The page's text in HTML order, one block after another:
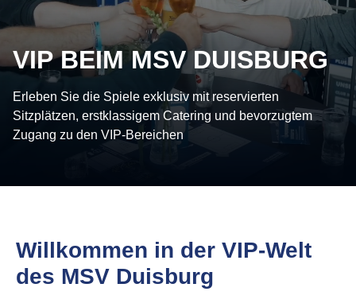
VIP BEIM MSV DUISBURG
Erleben Sie die Spiele exklusiv mit reservierten
Sitzplätzen, erstklassigem Catering und bevorzugtem
Zugang zu den VIP-Bereichen
Willkommen in der VIP-Welt
des MSV Duisburg